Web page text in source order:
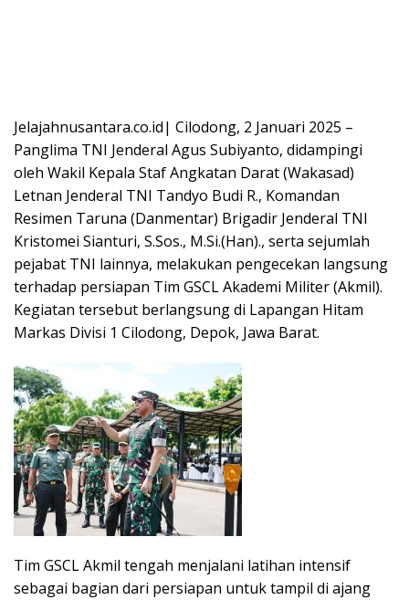
Jelajahnusantara.co.id| Cilodong, 2 Januari 2025 –
Panglima TNI Jenderal Agus Subiyanto, didampingi
oleh Wakil Kepala Staf Angkatan Darat (Wakasad)
Letnan Jenderal TNI Tandyo Budi R., Komandan
Resimen Taruna (Danmentar) Brigadir Jenderal TNI
Kristomei Sianturi, S.Sos., M.Si.(Han)., serta sejumlah
pejabat TNI lainnya, melakukan pengecekan langsung
terhadap persiapan Tim GSCL Akademi Militer (Akmil).
Kegiatan tersebut berlangsung di Lapangan Hitam
Markas Divisi 1 Cilodong, Depok, Jawa Barat.
Tim GSCL Akmil tengah menjalani latihan intensif
sebagai bagian dari persiapan untuk tampil di ajang